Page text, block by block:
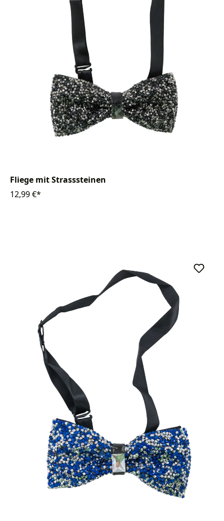
Fliege mit Strasssteinen
12,99 €*